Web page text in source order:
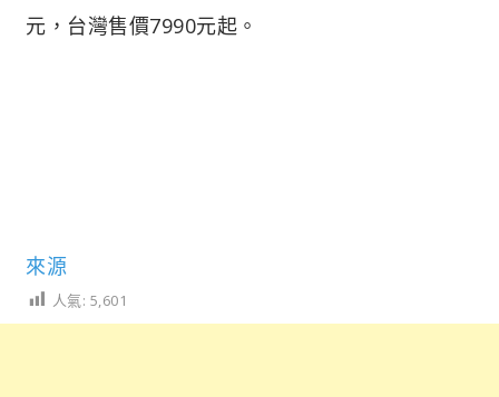
元，台灣售價7990元起。
來源
人氣: 5,601